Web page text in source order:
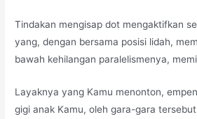
Tindakan mengisap dot mengaktifkan
yang, dengan bersama posisi lidah,
bawah kehilangan paralelismenya,
Layaknya yang Kamu menonton,
gigi anak Kamu, oleh gara-gara